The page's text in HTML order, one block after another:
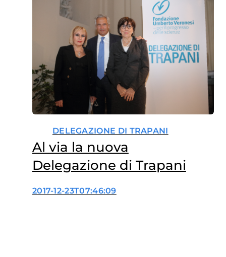
DELEGAZIONE DI TRAPANI
Al via la nuova
Delegazione di Trapani
2017-12-23T07:46:09